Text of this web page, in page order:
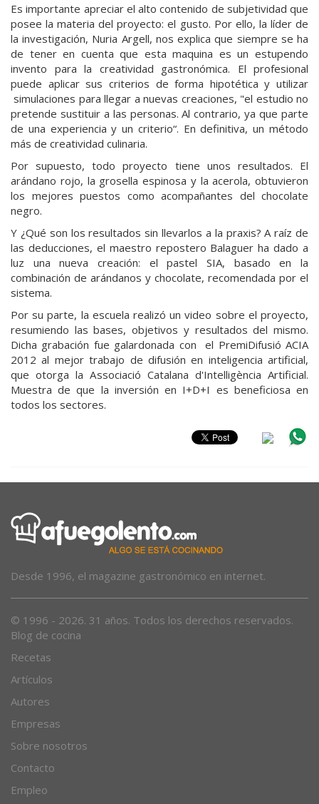
Es importante apreciar el alto contenido de subjetividad que
posee la materia del proyecto: el gusto. Por ello, la líder de
la investigación, Nuria Argell, nos explica que siempre se ha
de tener en cuenta que esta maquina es un estupendo
invento para la creatividad gastronómica. El profesional
puede aplicar sus criterios de forma hipotética y utilizar
simulaciones para llegar a nuevas creaciones, "el estudio no
pretende sustituir a las personas. Al contrario, ya que parte
de una experiencia y un criterio“. En definitiva, un método
más de creatividad culinaria.
Por supuesto, todo proyecto tiene unos resultados. El
arándano rojo, la grosella espinosa y la acerola, obtuvieron
los mejores puestos como acompañantes del chocolate
negro.
Y ¿Qué son los resultados sin llevarlos a la praxis? A raíz de
las deducciones, el maestro repostero Balaguer ha dado a
luz una nueva creación: el pastel SIA, basado en la
combinación de arándanos y chocolate, recomendada por el
sistema.
Por su parte, la escuela realizó un video sobre el proyecto,
resumiendo las bases, objetivos y resultados del mismo.
Dicha grabación fue galardonada con el PremiDifusió ACIA
2012 al mejor trabajo de difusión en inteligencia artificial,
que otorga la Associació Catalana d'Intelligència Artificial.
Muestra de que la inversión en I+D+I es beneficiosa en
todos los sectores.
Desde 1996, el magazine gastronómico en internet.
© 1996 - 2026. 31 años. Todos los derechos reservados.
Blog de cocina
Recetas
Artículos
Autores
Empresas
Sobre nosotros
Contacto
Empleo